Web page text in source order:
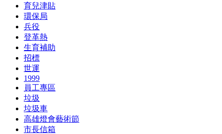
育兒津貼
環保局
兵役
登革熱
生育補助
招標
世運
1999
員工專區
垃圾
垃圾車
高雄燈會藝術節
市長信箱